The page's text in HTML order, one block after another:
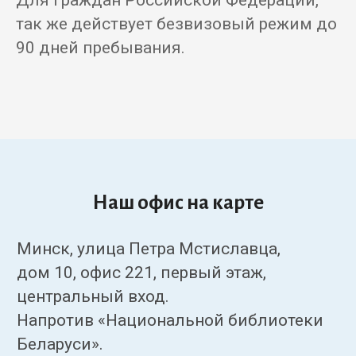
так же действует безвизовый режим до
90 дней пребывания.
Наш офис на карте
Минск, улица Петра Мстиславца,
дом 10, офис 221, первый этаж,
центральный вход.
Напротив «Национальной библиотеки
Беларуси».